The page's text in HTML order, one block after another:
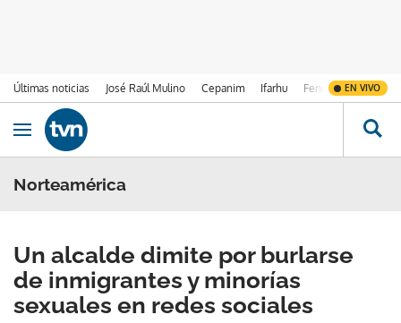
Últimas noticias José Raúl Mulino Cepanim Ifarhu Fenómeno de El
EN VIVO
Ir al contenido
Obrir navegació
Norteamérica
Un alcalde dimite por burlarse
de inmigrantes y minorías
sexuales en redes sociales